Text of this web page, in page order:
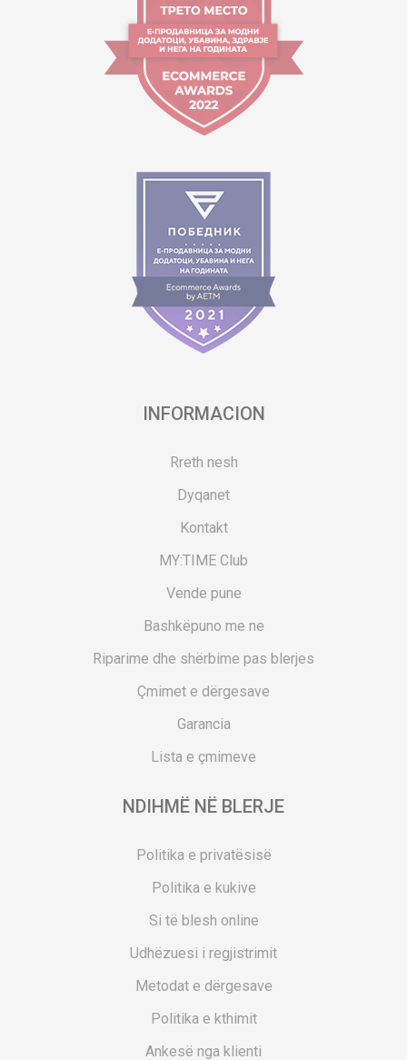
INFORMACION
Rreth nesh
Dyqanet
Kontakt
MY:TIME Club
Vende pune
Bashkëpuno me ne
Riparime dhe shërbime pas blerjes
Çmimet e dërgesave
Garancia
Lista e çmimeve
NDIHMË NË BLERJE
Politika e privatësisë
Politika e kukive
Si të blesh online
Udhëzuesi i regjistrimit
Metodat e dërgesave
Politika e kthimit
Ankesë nga klienti